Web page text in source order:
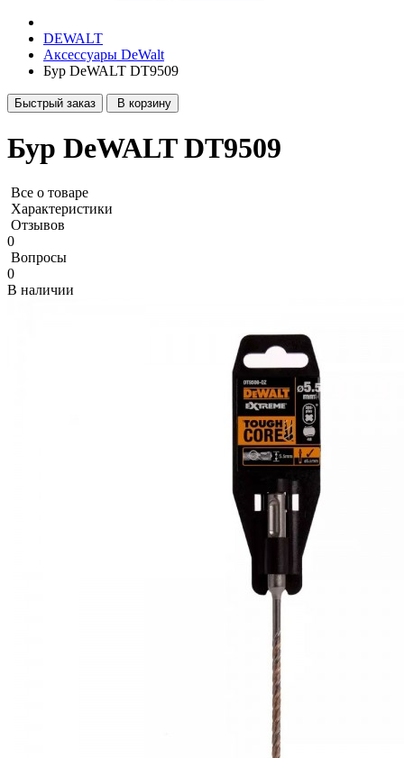
DEWALT
Аксессуары DeWalt
Бур DeWALT DT9509
Быстрый заказ В корзину
Бур DeWALT DT9509
Все о товаре
Характеристики
Отзывов
0
Вопросы
0
В наличии